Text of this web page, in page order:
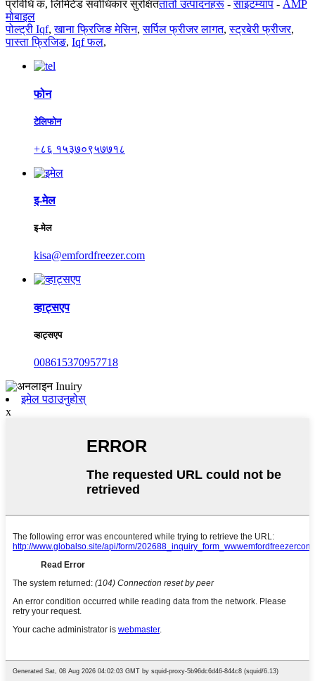
प्रविधि कं, लिमिटेड सर्वाधिकार सुरक्षिततातो उत्पादनहरू -साइटम्याप - AMP
मोबाइल
पोल्ट्री Iqf,खाना फ्रिजिङ मेसिन,सर्पिल फ्रीजर लागत,स्ट्रबेरी फ्रीजर,
पास्ता फ्रिजिङ, Iqf फल,
फोन
टेलिफोन
+८६ १५३७०९५७७१८
इ-मेल
इ-मेल
kisa@emfordfreezer.com
व्हाट्सएप
व्हाट्सएप
008615370957718
इमेल पठाउनुहोस्
x